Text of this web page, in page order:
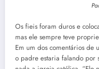
Os fieis foram duros e
mas ele sempre teve
Em um dos comentários de
o padre estaria falando por